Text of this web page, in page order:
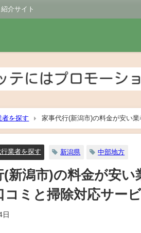
介サイト
者を探す
家事代行(新潟市)の料金が安い
業者を探す 新潟県 中部地方
(新潟市)の料金が安
コミと掃除対応サー
日